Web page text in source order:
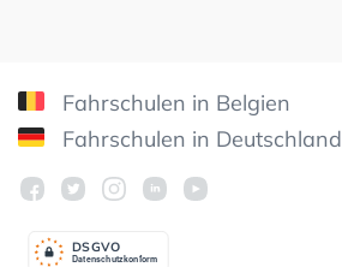
Fahrschulen in Belgien
Fahrschulen in Deutschland
Datenschutzkonform
DSGVO